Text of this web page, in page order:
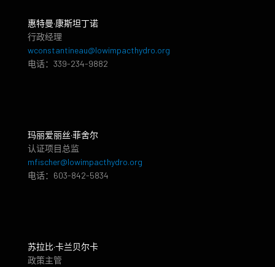
惠特曼·康斯坦丁诺
行政经理
wconstantineau@lowimpacthydro.org
电话：339-234-9882
玛丽爱丽丝·菲舍尔
认证项目总监
mfischer@lowimpacthydro.org
电话：603-842-5834
苏拉比·卡兰贝尔卡
政策主管